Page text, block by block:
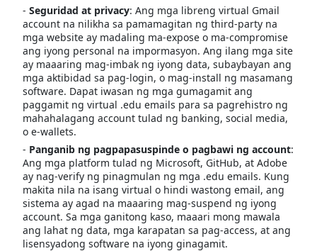
- Seguridad at privacy: Ang mga libreng virtual Gmail
account na nilikha sa pamamagitan ng third-party na
mga website ay madaling ma-expose o ma-compromise
ang iyong personal na impormasyon. Ang ilang mga site
ay maaaring mag-imbak ng iyong data, subaybayan ang
mga aktibidad sa pag-login, o mag-install ng masamang
software. Dapat iwasan ng mga gumagamit ang
paggamit ng virtual .edu emails para sa pagrehistro ng
mahahalagang account tulad ng banking, social media,
o e-wallets.
- Panganib ng pagpapasuspinde o pagbawi ng account:
Ang mga platform tulad ng Microsoft, GitHub, at Adobe
ay nag-verify ng pinagmulan ng mga .edu emails. Kung
makita nila na isang virtual o hindi wastong email, ang
sistema ay agad na maaaring mag-suspend ng iyong
account. Sa mga ganitong kaso, maaari mong mawala
ang lahat ng data, mga karapatan sa pag-access, at ang
lisensyadong software na iyong ginagamit.